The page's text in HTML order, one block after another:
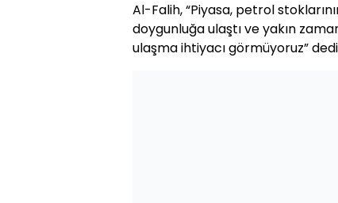
Al-Falih, “Piyasa, petrol
doygunluğa ulaştı ve yakın
ulaşma ihtiyacı görmüyoruz”